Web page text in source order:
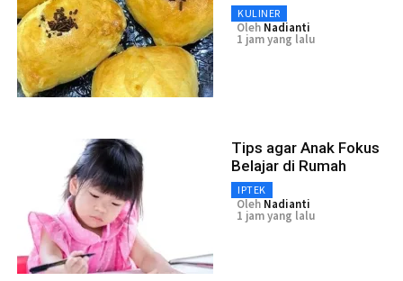
KULINER
Oleh Nadianti
1 jam yang lalu
Tips agar Anak Fokus
Belajar di Rumah
IPTEK
Oleh Nadianti
1 jam yang lalu